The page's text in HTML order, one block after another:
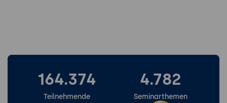
164.374
Teilnehmende
4.782
Seminarthemen